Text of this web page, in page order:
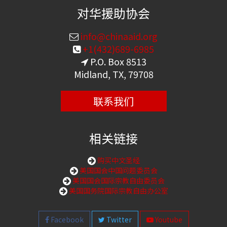
对华援助协会
info@chinaaid.org
+1(432)689-6985
P.O. Box 8513
Midland, TX, 79708
联系我们
相关链接
购买中文圣经
美国国会中国问题委员会
美国国会国际宗教自由委员会
美国国务院国际宗教自由办公室
Facebook Twitter Youtube